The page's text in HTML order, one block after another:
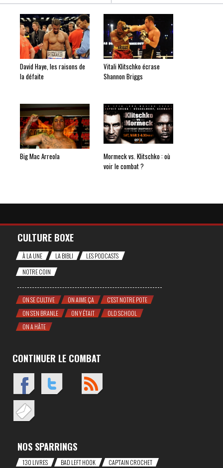
David Haye, les raisons de
la défaite
Vitali Klitschko écrase
Shannon Briggs
Big Mac Arreola
Mormeck vs. Klitschko : où
voir le combat ?
CULTURE BOXE
À LA UNE LA BIBLI
LES PODCASTS
NOTRE COIN
ON SE CULTIVE ON AIME ÇA
C'EST NOTRE POTE
ON S'EN BRANLE
ON Y ÉTAIT
OLD SCHOOL
ON A HÂTE
CONTINUER LE COMBAT
NOS SPARRINGS
130 LIVRES BAD LEFT HOOK CAP'TAIN CROCHET